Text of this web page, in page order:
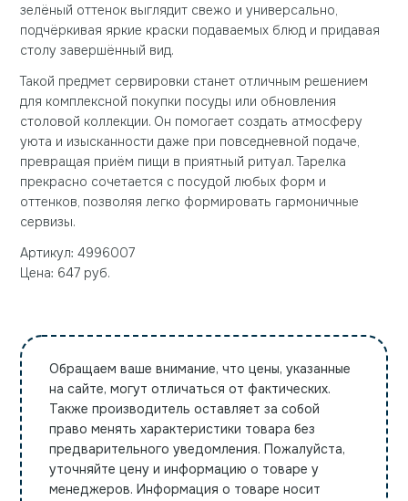
зелёный оттенок выглядит свежо и универсально,
подчёркивая яркие краски подаваемых блюд и придавая
столу завершённый вид.
Такой предмет сервировки станет отличным решением
для комплексной покупки посуды или обновления
столовой коллекции. Он помогает создать атмосферу
уюта и изысканности даже при повседневной подаче,
превращая приём пищи в приятный ритуал. Тарелка
прекрасно сочетается с посудой любых форм и
оттенков, позволяя легко формировать гармоничные
сервизы.
Артикул: 4996007
Цена: 647 руб.
Обращаем ваше внимание, что цены, указанные
на сайте, могут отличаться от фактических.
Также производитель оставляет за собой
право менять характеристики товара без
предварительного уведомления. Пожалуйста,
уточняйте цену и информацию о товаре у
менеджеров. Информация о товаре носит